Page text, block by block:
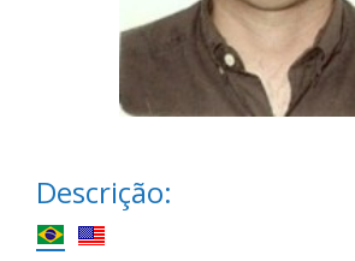
Descrição: